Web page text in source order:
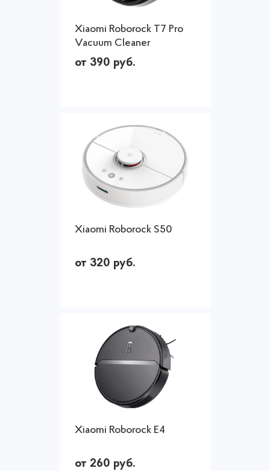
Xiaomi Roborock T7 Pro
Vacuum Cleaner
от 390 руб.
Xiaomi Roborock S50
от 320 руб.
Xiaomi Roborock E4
от 260 руб.